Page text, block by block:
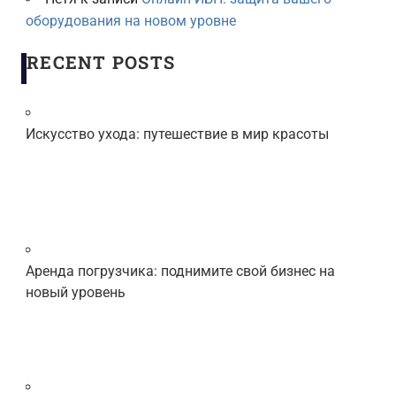
оборудования на новом уровне
RECENT POSTS
Искусство ухода: путешествие в мир красоты
Аренда погрузчика: поднимите свой бизнес на
новый уровень